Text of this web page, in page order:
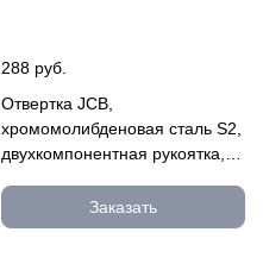
288 руб.
Отвертка JCB,
хромомолибденовая сталь S2,
двухкомпонентная рукоятка,
№2х125 JSD009
Заказать